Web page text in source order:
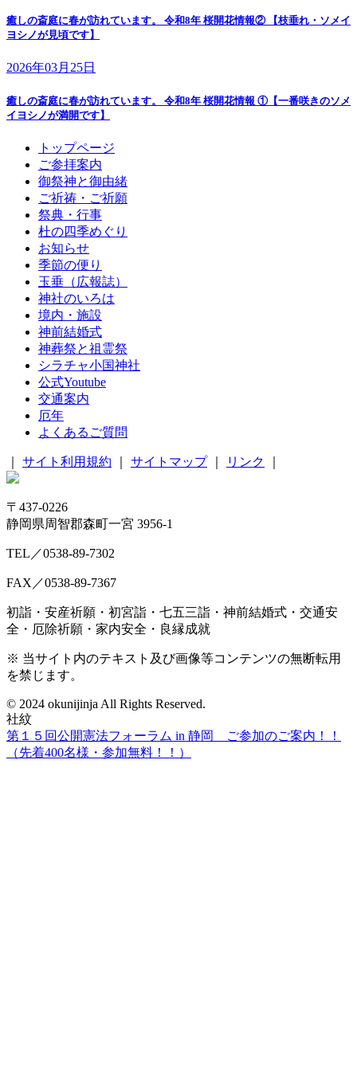
癒しの斎庭に春が訪れています。 令和8年 桜開花情報② 【枝垂れ・ソメイ
ヨシノが見頃です】
2026年03月25日
癒しの斎庭に春が訪れています。 令和8年 桜開花情報 ①【一番咲きのソメ
イヨシノが満開です】
トップページ
ご参拝案内
御祭神と御由緒
ご祈祷・ご祈願
祭典・行事
杜の四季めぐり
お知らせ
季節の便り
玉垂（広報誌）
神社のいろは
境内・施設
神前結婚式
神葬祭と祖霊祭
シラチャ小国神社
公式Youtube
交通案内
厄年
よくあるご質問
サイト利用規約 サイトマップ｜ リンク
〒437-0226
静岡県周智郡森町一宮 3956-1
TEL／0538-89-7302
FAX／0538-89-7367
初詣・安産祈願・初宮詣・七五三詣・神前結婚式・交通安
全・厄除祈願・家内安全・良縁成就
※ 当サイト内のテキスト及び画像等コンテンツの無断転用
を禁じます。
© 2024 okunijinja All Rights Reserved.
社紋
第１５回公開憲法フォーラム in 静岡 ご参加のご案内！！
（先着400名様・参加無料！！）